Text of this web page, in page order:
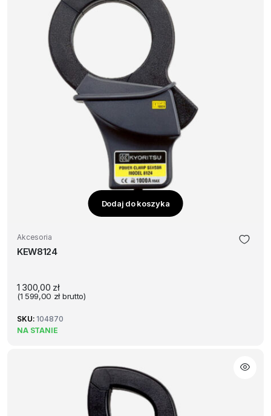
Dodaj do koszyka
Akcesoria
KEW8124
1 300,00 zł
(1 599,00 złbrutto)
SKU: 104870
NA STANIE